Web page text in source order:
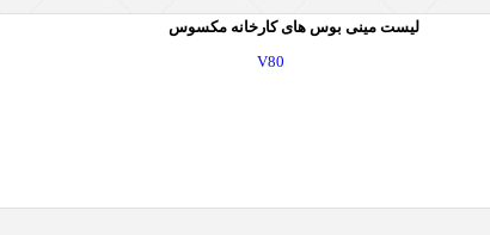
لیست مینی بوس های کارخانه مکسوس
V80